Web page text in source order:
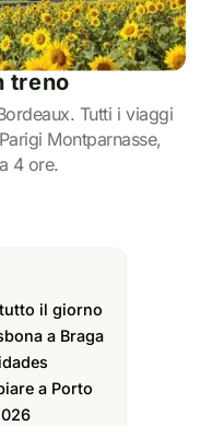
treno
Tutti i viaggi
Montparnasse,
4 ore.
il giorno
a Braga
a Porto